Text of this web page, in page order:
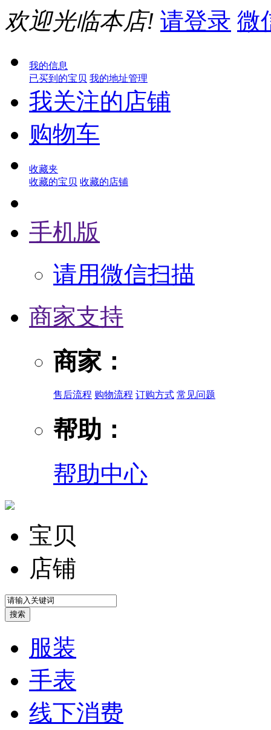
欢迎光临本店! 请登录 微
我的信息
已买到的宝贝 我的地址管理
我关注的店铺
购物车
收藏夹
收藏的宝贝 收藏的店铺
手机版
请用微信扫描
商家支持
商家：
售后流程 购物流程 订购方式 常见问题
帮助：
帮助中心
宝贝
店铺
服装
手表
线下消费